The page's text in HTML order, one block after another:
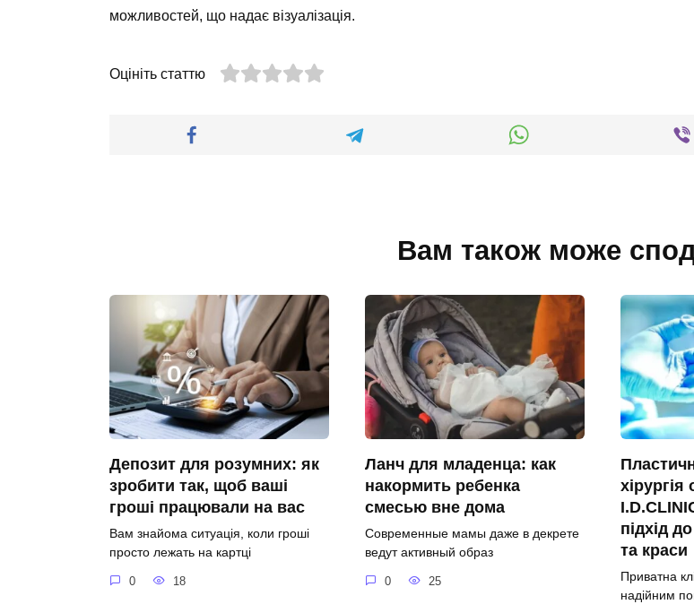
можливостей, що надає візуалізація.
Оцініть статтю
Вам також може
Депозит для розумних: як
зробити так, щоб ваші
гроші працювали на вас
Вам знайома ситуація, коли гроші
просто лежать на картці
0 18
Ланч для младенца: как
накормить ребенка
смесью вне дома
Современные мамы даже в декрете
ведут активный образ
0 25
підхід
та краси
Приватна
надійним